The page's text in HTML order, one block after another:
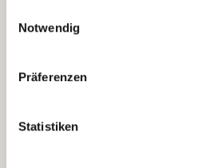
Wenn Sie auf „Cookies
Sie der Speicherung
Ihre Einwilligung
indem Sie die Cookie-
unsererDatenschutzerklärung
Notwendig
Präferenzen
Statistiken
Betreiber der Webseite
Kantstraße 45a
(Ein Tochterunternehmen des AWO
e.V.)